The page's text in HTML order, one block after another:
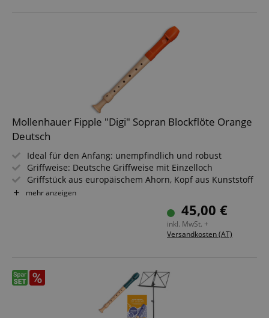
Mollenhauer Fipple "Digi" Sopran Blockflöte Orange
Deutsch
Ideal für den Anfang: unempfindlich und robust
Griffweise: Deutsche Griffweise mit Einzelloch
Griffstück aus europäischem Ahorn, Kopf aus Kunststoff
Tonumfang: c2 - d4
Inkl. Etui, Wischerstab, Grifftabelle, Fipple-Story, -Song &
mehr anzeigen
45,00 €
inkl. MwSt. +
Versandkosten (AT)
werden, um einen bestimmten Besucher direkt zu
Anbieter /
zoovu-
vid-
91347
www.kirstein.at
1
Stunde
59
Minuten
Enables
remembering
the state of
zoovu
assistant for
answers were
clicked, on
which page
he was the